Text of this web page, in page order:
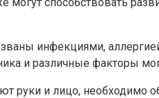
инфекциями,
и различные факторы
руки и лицо,